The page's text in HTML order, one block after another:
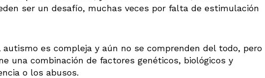
ser un desafío, muchas veces por falta de estimulación
autismo es compleja y aún no se comprenden del todo, pero
una combinación de factores genéticos, biológicos y
o los abusos.